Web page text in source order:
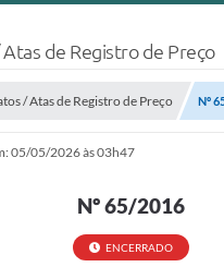
de Registro de Preço
/ Atas de Registro de Preço Nº
05/05/2026 às 03h47
Nº 65/2016
ENCERRADO